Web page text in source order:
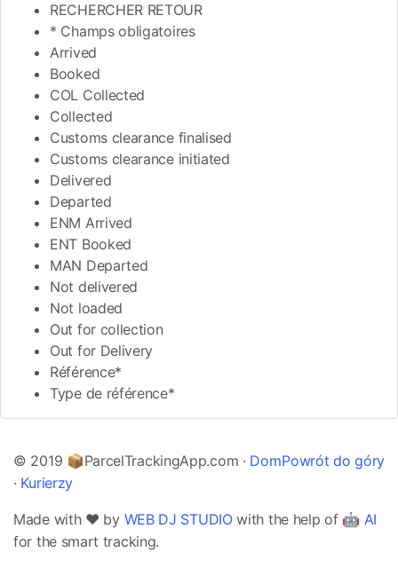
RECHERCHER RETOUR
* Champs obligatoires
Arrived
Booked
COL Collected
Collected
Customs clearance finalised
Customs clearance initiated
Delivered
Departed
ENM Arrived
ENT Booked
MAN Departed
Not delivered
Not loaded
Out for collection
Out for Delivery
Référence*
Type de référence*
Powrót do góry
© 2019 📦ParcelTrackingApp.com · Dom
· Kurierzy
Made with ❤️ by WEB DJ STUDIOwith the help of 🤖 AI
for the smart tracking.